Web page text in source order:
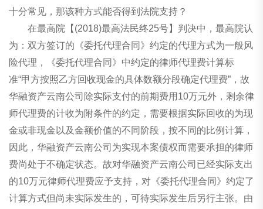
十分常见，那该种方式能否得到法院支持？
在最高院【(2018)最高法民终25号】判决中，最高院认
为：双方签订的《委托代理合同》约定的代理方式为一般风
险代理，《委托代理合同》中约定的律师代理费计算标
准“甲方按照乙方回收现金的具体数额分段确定代理费”，故
华融资产云南公司除实际支付的前期费用10万元外，剩余律
师代理费的计收为附条件的约定，需要根据实际回收的为现
金或非现金以及金额价值的不同阶段，按不同的比例计算，
因此，华融资产云南公司为实现本案债权而需要承担的律师
费尚处于不确定状态。故对华融资产云南公司已经实际支出
的10万元律师代理费应予支持，对《委托代理合同》约定了
计算方式但尚未实际发生的，可待实际发生后另行主张。由